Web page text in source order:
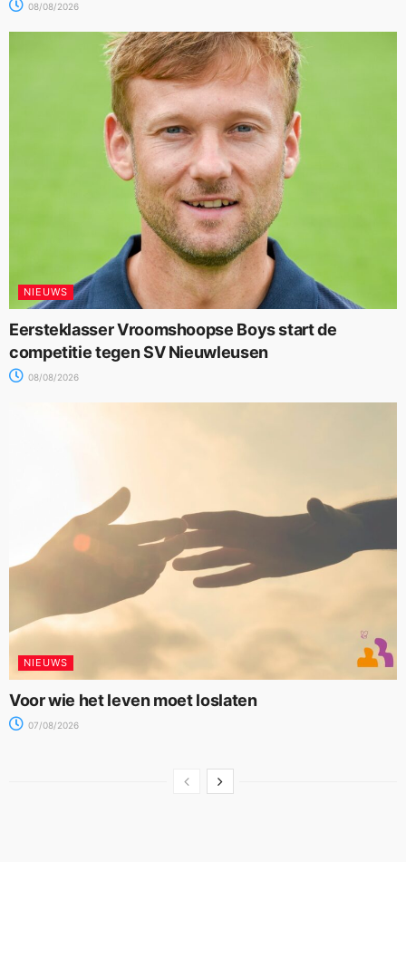
08/08/2026
NIEUWS
Eersteklasser Vroomshoopse Boys start de
competitie tegen SV Nieuwleusen
08/08/2026
NIEUWS
Voor wie het leven moet loslaten
07/08/2026